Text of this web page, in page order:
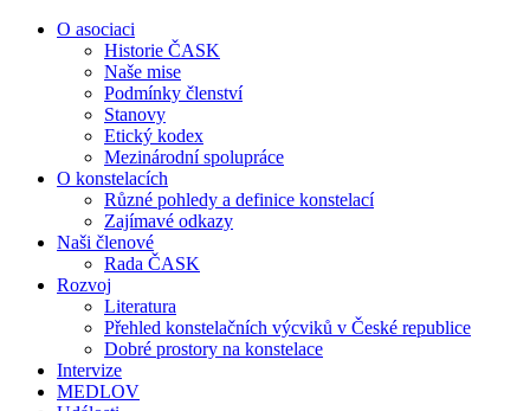
O asociaci
Historie ČASK
Naše mise
Podmínky členství
Stanovy
Etický kodex
Mezinárodní spolupráce
O konstelacích
Různé pohledy a definice konstelací
Zajímavé odkazy
Naši členové
Rada ČASK
Rozvoj
Literatura
Přehled konstelačních výcviků v České republice
Dobré prostory na konstelace
Intervize
MEDLOV